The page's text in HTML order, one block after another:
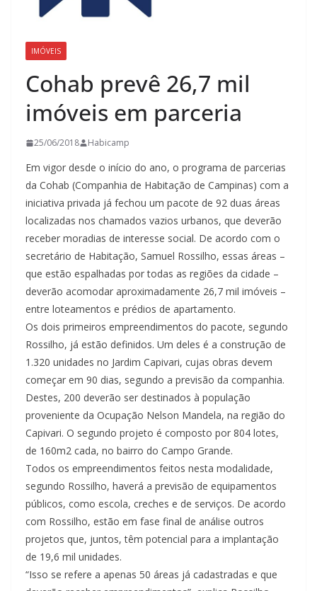
IMÓVEIS
Cohab prevê 26,7 mil
imóveis em parceria
25/06/2018 Habicamp
Em vigor desde o início do ano, o programa de parcerias
da Cohab (Companhia de Habitação de Campinas) com a
iniciativa privada já fechou um pacote de 92 duas áreas
localizadas nos chamados vazios urbanos, que deverão
receber moradias de interesse social. De acordo com o
secretário de Habitação, Samuel Rossilho, essas áreas –
que estão espalhadas por todas as regiões da cidade –
deverão acomodar aproximadamente 26,7 mil imóveis –
entre loteamentos e prédios de apartamento.
Os dois primeiros empreendimentos do pacote, segundo
Rossilho, já estão definidos. Um deles é a construção de
1.320 unidades no Jardim Capivari, cujas obras devem
começar em 90 dias, segundo a previsão da companhia.
Destes, 200 deverão ser destinados à população
proveniente da Ocupação Nelson Mandela, na região do
Capivari. O segundo projeto é composto por 804 lotes,
de 160m2 cada, no bairro do Campo Grande.
Todos os empreendimentos feitos nesta modalidade,
segundo Rossilho, haverá a previsão de equipamentos
públicos, como escola, creches e de serviços. De acordo
com Rossilho, estão em fase final de análise outros
projetos que, juntos, têm potencial para a implantação
de 19,6 mil unidades.
“Isso se refere a apenas 50 áreas já cadastradas e que